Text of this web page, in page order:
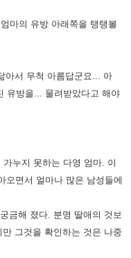
엄마의 유방 아래쪽을 탱탱볼
아서 무척 아름답군요... 아
유방을... 물려받았다고 해야
누지 못하는 다영 엄마. 이
오면서 얼마나 많은 남성들에
금해 졌다. 분명 딸애의 것보
그것을 확인하는 것은 나중